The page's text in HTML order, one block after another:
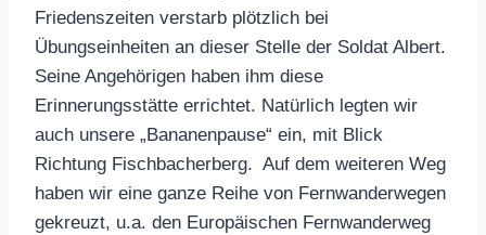
Friedenszeiten verstarb plötzlich bei
Übungseinheiten an dieser Stelle der Soldat Albert.
Seine Angehörigen haben ihm diese
Erinnerungsstätte errichtet. Natürlich legten wir
auch unsere „Bananenpause“ ein, mit Blick
Richtung Fischbacherberg. Auf dem weiteren Weg
haben wir eine ganze Reihe von Fernwanderwegen
gekreuzt, u.a. den Europäischen Fernwanderweg